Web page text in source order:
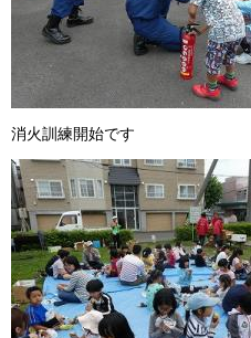
消火訓練開始です